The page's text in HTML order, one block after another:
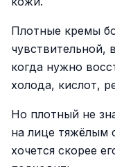
Плотные кремы
чувствительной,
когда нужно
холода, кислот,
Но плотный не
на лице тяжёлым
хочется скорее